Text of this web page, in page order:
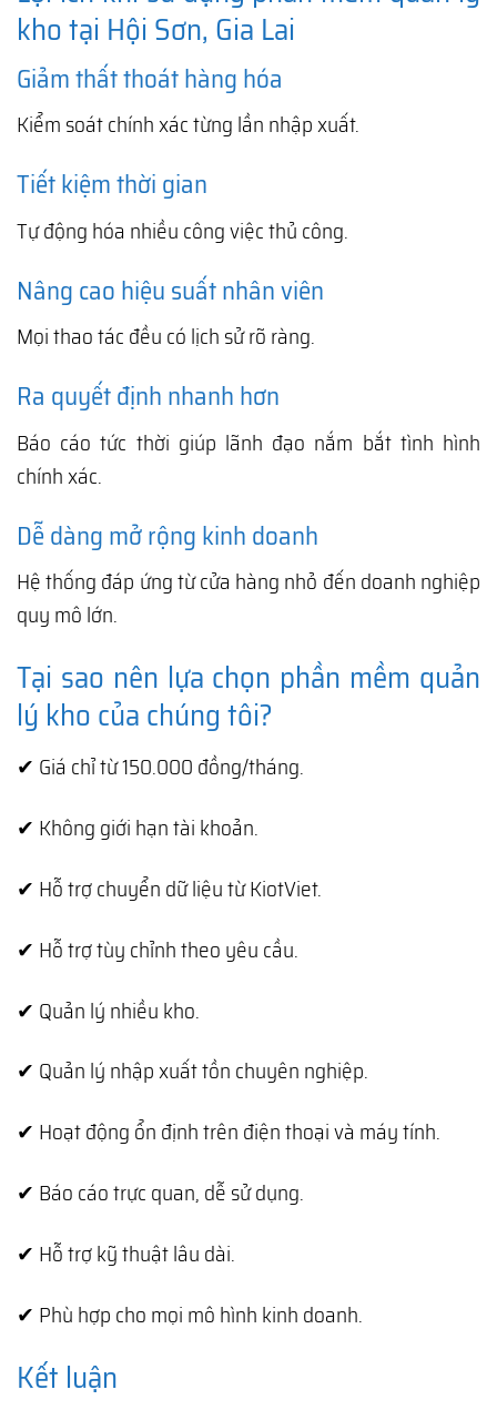
kho tại Hội Sơn, Gia Lai
Giảm thất thoát hàng hóa
Kiểm soát chính xác từng lần nhập xuất.
Tiết kiệm thời gian
Tự động hóa nhiều công việc thủ công.
Nâng cao hiệu suất nhân viên
Mọi thao tác đều có lịch sử rõ ràng.
Ra quyết định nhanh hơn
Báo cáo tức thời giúp lãnh đạo nắm bắt tình hình
chính xác.
Dễ dàng mở rộng kinh doanh
Hệ thống đáp ứng từ cửa hàng nhỏ đến doanh nghiệp
quy mô lớn.
Tại sao nên lựa chọn phần mềm quản
lý kho của chúng tôi?
✔ Giá chỉ từ 150.000 đồng/tháng.
✔ Không giới hạn tài khoản.
✔ Hỗ trợ chuyển dữ liệu từ KiotViet.
✔ Hỗ trợ tùy chỉnh theo yêu cầu.
✔ Quản lý nhiều kho.
✔ Quản lý nhập xuất tồn chuyên nghiệp.
✔ Hoạt động ổn định trên điện thoại và máy tính.
✔ Báo cáo trực quan, dễ sử dụng.
✔ Hỗ trợ kỹ thuật lâu dài.
✔ Phù hợp cho mọi mô hình kinh doanh.
Kết luận